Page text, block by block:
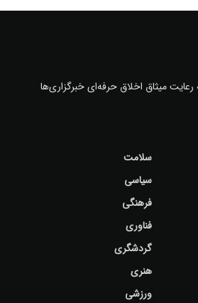
رعایت میثاق اخلاق حرفه‌ای خبرگزاری‌ها
سلامت
سیاسی
فرهنگی
فناوری
گردشگری
هنری
ورزشی